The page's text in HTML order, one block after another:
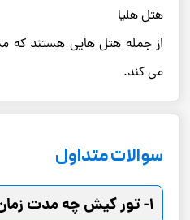
هتل هلیا
از جمله هتل هایی هستند که
می کند.
سوالات متداول
1- تور کیش چه مدت زمان می‌ برد؟